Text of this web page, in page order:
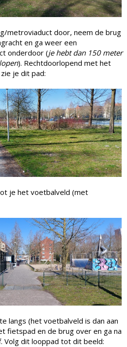
metroviaduct door, neem de brug
en ga weer een
onderdoor (je hebt dan 150 meter
). Rechtdoorlopend met het
je dit pad:
je het voetbalveld (met
langs (het voetbalveld is dan aan
fietspad en de brug over en ga na
Volg dit looppad tot dit beeld: